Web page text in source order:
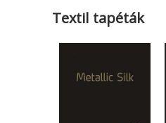
Textil tapéták